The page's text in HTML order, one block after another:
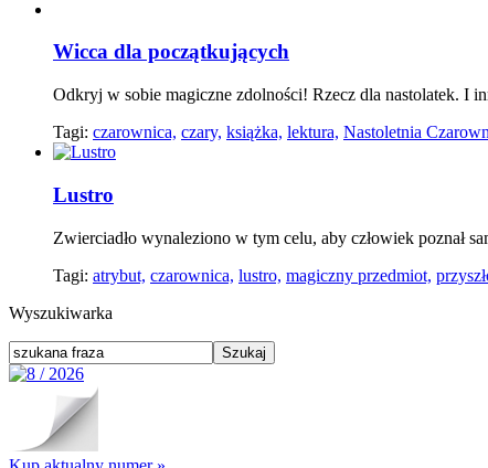
Wicca dla początkujących
Odkryj w sobie magiczne zdolności! Rzecz dla nastolatek. I
Tagi: czarownica, czary, książka, lektura, Nastoletnia
Lustro
Zwierciadło wynaleziono w tym celu, aby człowiek poznał
Tagi: atrybut, czarownica, lustro, magiczny przedmiot,
Wyszukiwarka